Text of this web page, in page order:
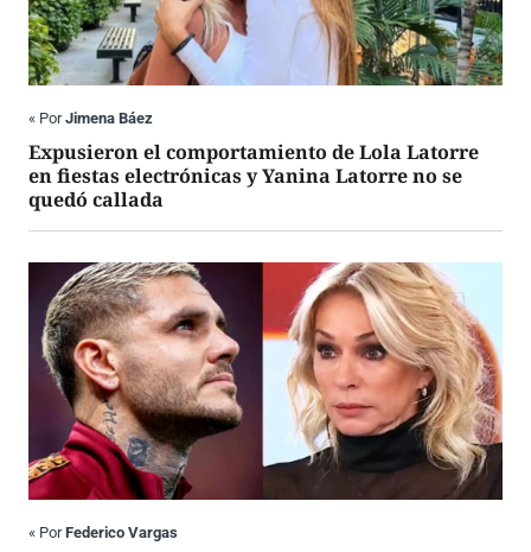
« PorJimena Báez
Expusieron el comportamiento de Lola Latorre
en fiestas electrónicas y Yanina Latorre no se
quedó callada
« PorFederico Vargas